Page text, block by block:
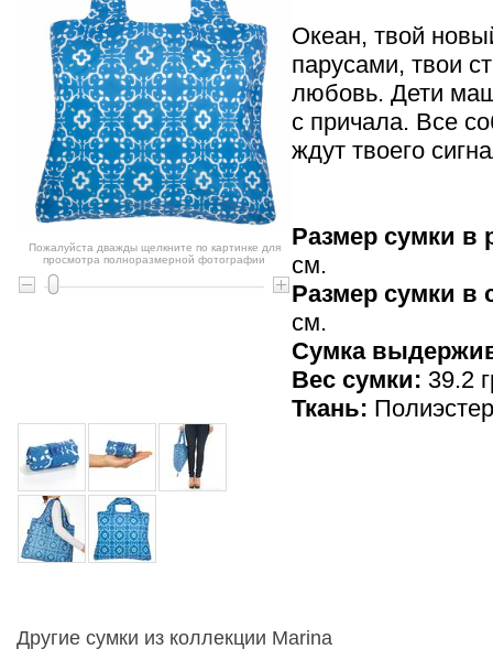
Пожалуйста дважды щелкните по картинке для
просмотра полноразмерной фотографии
Океан, твой
парусами, твои
любовь. Дети
с причала. Все
ждут твоего
Размер сумки в
см.
Размер сумки
см.
Cумка
Вес сумки: 39.2
Ткань: Полиэстер
Другие сумки из коллекции Marina